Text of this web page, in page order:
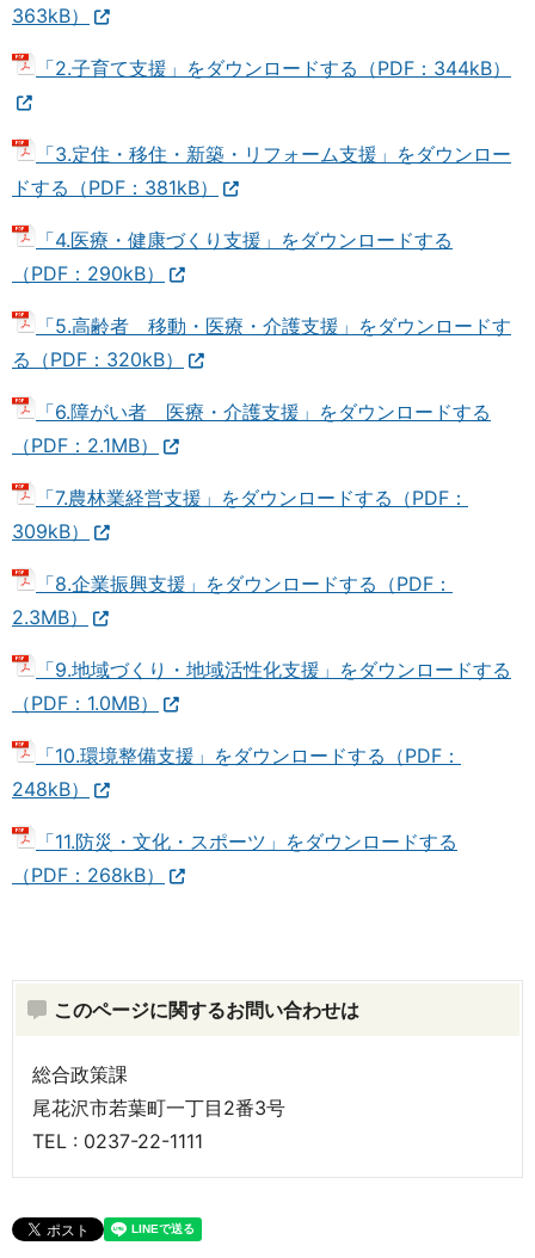
363kB）
「2.子育て支援」をダウンロードする（PDF：344kB）
「3.定住・移住・新築・リフォーム支援」をダウンロー
ドする（PDF：381kB）
「4.医療・健康づくり支援」をダウンロードする
（PDF：290kB）
「5.高齢者 移動・医療・介護支援」をダウンロードす
る（PDF：320kB）
「6.障がい者 医療・介護支援」をダウンロードする
（PDF：2.1MB）
「7.農林業経営支援」をダウンロードする（PDF：
309kB）
「8.企業振興支援」をダウンロードする（PDF：
2.3MB）
「9.地域づくり・地域活性化支援」をダウンロードする
（PDF：1.0MB）
「10.環境整備支援」をダウンロードする（PDF：
248kB）
「11.防災・文化・スポーツ」をダウンロードする
（PDF：268kB）
このページに関するお問い合わせは
総合政策課
尾花沢市若葉町一丁目2番3号
TEL : 0237-22-1111